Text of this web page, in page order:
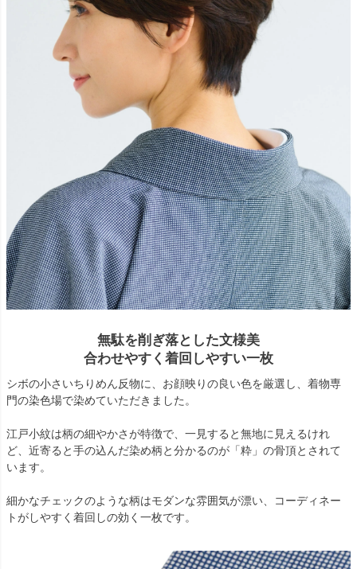
無駄を削ぎ落とした文様美
合わせやすく着回しやすい一枚
シボの小さいちりめん反物に、お顔映りの良い色を厳選し、着物専
門の染色場で染めていただきました。
江戸小紋は柄の細やかさが特徴で、一見すると無地に見えるけれ
ど、近寄ると手の込んだ染め柄と分かるのが「粋」の骨頂とされて
います。
細かなチェックのような柄はモダンな雰囲気が漂い、コーディネー
トがしやすく着回しの効く一枚です。